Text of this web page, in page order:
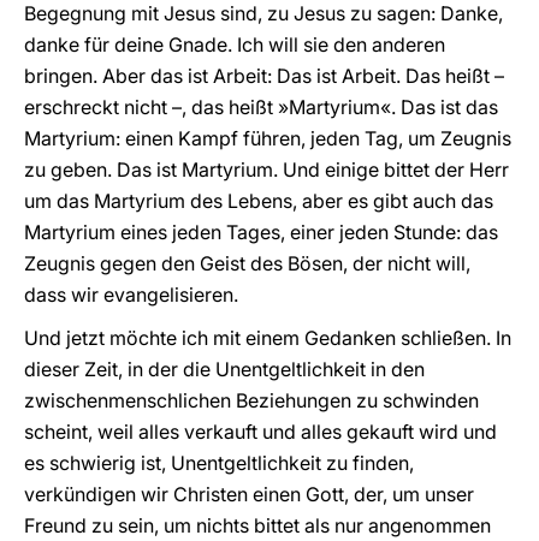
Begegnung mit Jesus sind, zu Jesus zu sagen: Danke,
danke für deine Gnade. Ich will sie den anderen
bringen. Aber das ist Arbeit: Das ist Arbeit. Das heißt –
erschreckt nicht –, das heißt »Martyrium«. Das ist das
Martyrium: einen Kampf führen, jeden Tag, um Zeugnis
zu geben. Das ist Martyrium. Und einige bittet der Herr
um das Martyrium des Lebens, aber es gibt auch das
Martyrium eines jeden Tages, einer jeden Stunde: das
Zeugnis gegen den Geist des Bösen, der nicht will,
dass wir evangelisieren.
Und jetzt möchte ich mit einem Gedanken schließen. In
dieser Zeit, in der die Unentgeltlichkeit in den
zwischenmenschlichen Beziehungen zu schwinden
scheint, weil alles verkauft und alles gekauft wird und
es schwierig ist, Unentgeltlichkeit zu finden,
verkündigen wir Christen einen Gott, der, um unser
Freund zu sein, um nichts bittet als nur angenommen